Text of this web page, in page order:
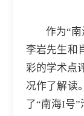
作为“
李岩先生和
彩的学术点
况作了解读
了“南海I号